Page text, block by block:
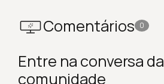
Comentários 0
Entre na conversa da
comunidade